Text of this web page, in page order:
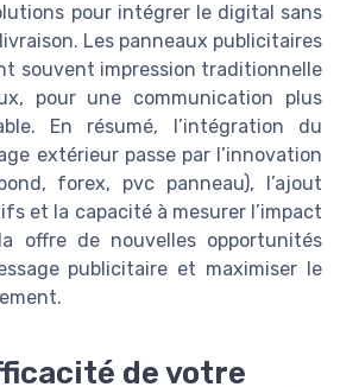
pour intégrer le digital sans
Les panneaux publicitaires
souvent impression traditionnelle
pour une communication plus
En résumé, l’intégration du
extérieur passe par l’innovation
forex, pvc panneau), l’ajout
et la capacité à mesurer l’impact
offre de nouvelles opportunités
publicitaire et maximiser le
de votre